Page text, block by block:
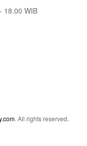
18.00 WIB
. All rights reserved.